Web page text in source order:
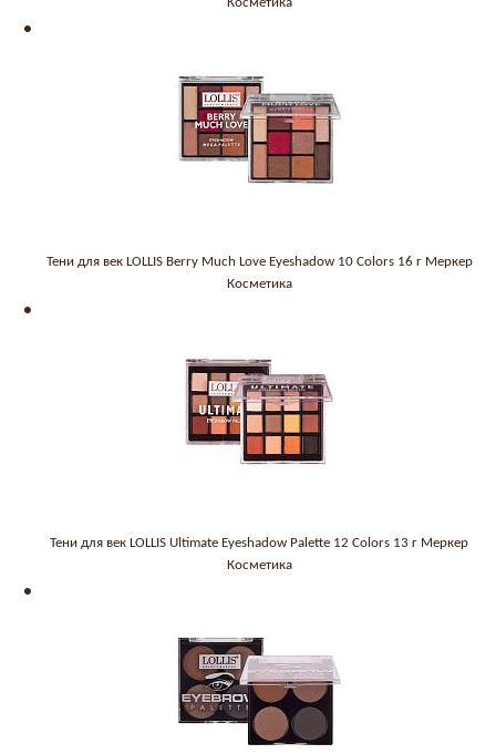
Тени для век LOLLIS Berry Much Love Eyeshadow 10 Colors 16 г Меркер
Косметика
Тени для век LOLLIS Ultimate Eyeshadow Palette 12 Colors 13 г Меркер
Косметика